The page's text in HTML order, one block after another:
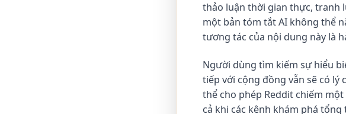
thảo luận thời gian thực, tranh
một bản tóm tắt AI không thể
tương tác của nội dung này là
Người dùng tìm kiếm sự hiểu
tiếp với cộng đồng vẫn sẽ có
thể cho phép Reddit chiếm
cả khi các kênh khám phá